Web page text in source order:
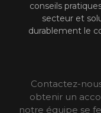
conseils
secteur et
durablement le
Contactez-
obtenir un
notre équipe se